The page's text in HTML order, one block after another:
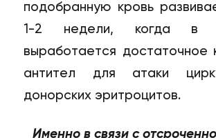
подобранную кровь
1-2 недели, когда в
выработается достаточное
антител для атаки
донорских эритроцитов.
Именно в связи с